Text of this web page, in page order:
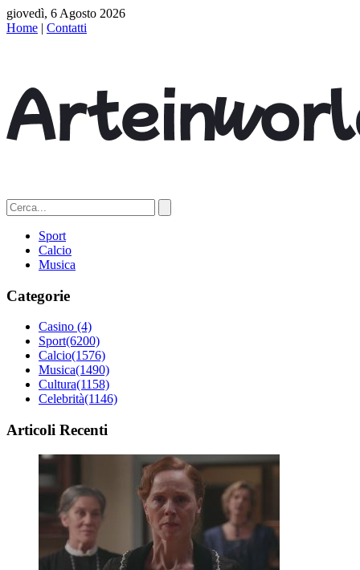
giovedì, 6 Agosto 2026
Home | Contatti
Sport
Calcio
Musica
Categorie
Casino (4)
Sport(6200)
Calcio(1576)
Musica(1490)
Cultura(1158)
Celebrità(1146)
Articoli Recenti